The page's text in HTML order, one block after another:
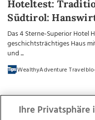
Hoteltest:
Südtirol:
Das 4 Sterne-Superior Hotel
geschichtsträchtiges Haus
und ...
WealthyAdventure
Ihre